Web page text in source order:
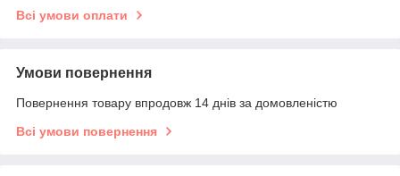
Всі умови оплати
Умови повернення
Повернення товару впродовж 14 днів за домовленістю
Всі умови повернення